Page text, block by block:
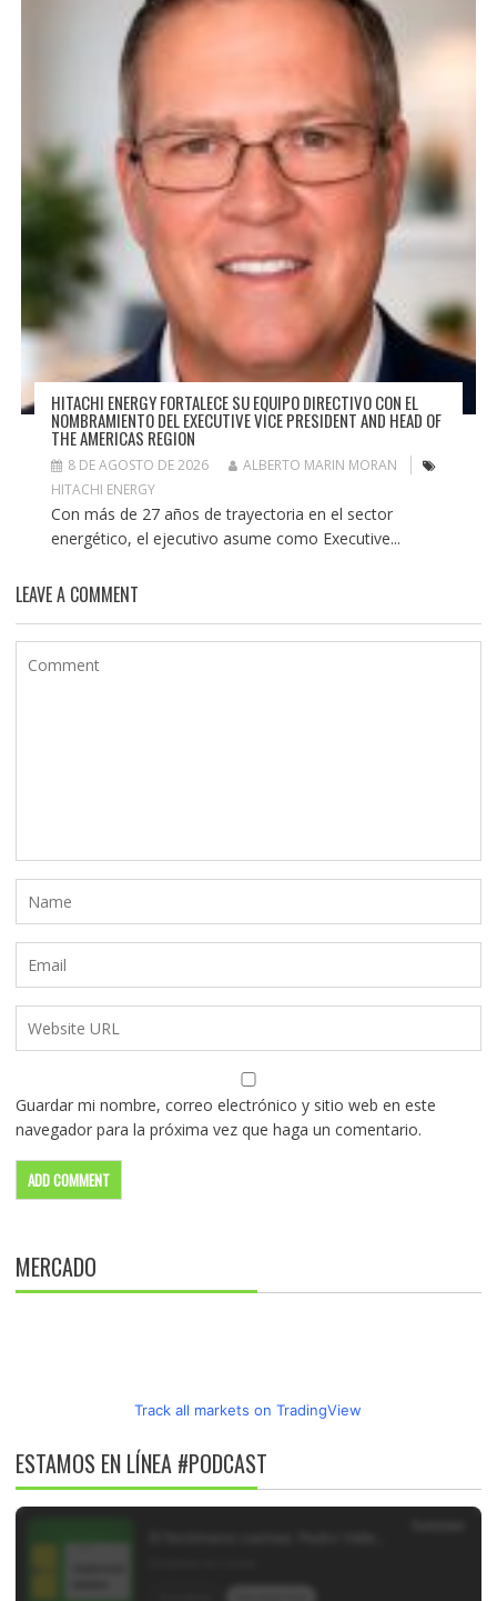
HITACHI ENERGY FORTALECE SU EQUIPO DIRECTIVO CON EL
NOMBRAMIENTO DEL EXECUTIVE VICE PRESIDENT AND HEAD OF
THE AMERICAS REGION
8 DE AGOSTO DE 2026
ALBERTO MARIN MORAN
HITACHI ENERGY
Con más de 27 años de trayectoria en el sector
energético, el ejecutivo asume como Executive...
LEAVE A COMMENT
Guardar mi nombre, correo electrónico y sitio web en este
navegador para la próxima vez que haga un comentario.
MERCADO
Track all markets on TradingView
ESTAMOS EN LÍNEA #PODCAST